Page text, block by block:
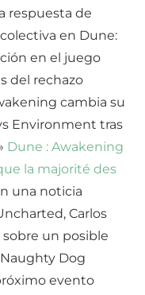
respuesta de
en Dune:
en el juego
del rechazo
cambia su
Environment tras
Dune : Awakening
la majorité des
una noticia
Carlos
un posible
Dog
evento